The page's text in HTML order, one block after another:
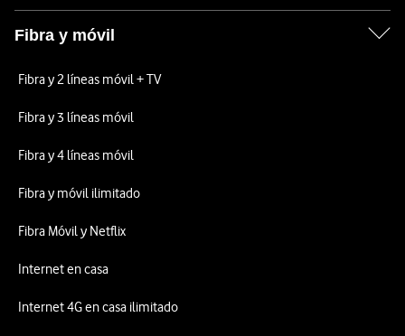
Fibra y móvil
Fibra y 2 líneas móvil + TV
Fibra y 3 líneas móvil
Fibra y 4 líneas móvil
Fibra y móvil ilimitado
Fibra Móvil y Netflix
Internet en casa
Internet 4G en casa ilimitado